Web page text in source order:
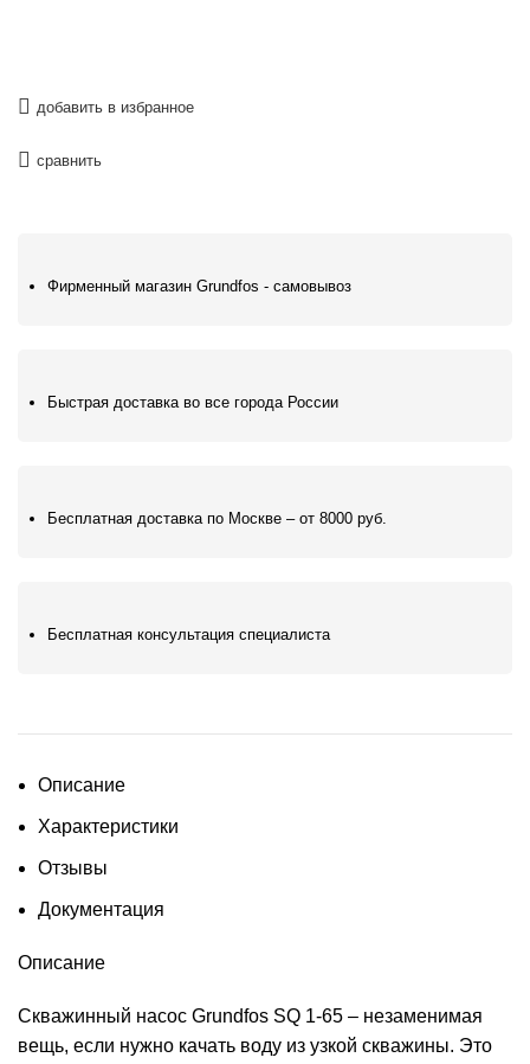
добавить в избранное
сравнить
Фирменный магазин Grundfos - самовывоз
Быстрая доставка во все города России
Бесплатная доставка по Москве – от 8000 руб.
Бесплатная консультация специалиста
Описание
Характеристики
Отзывы
Документация
Описание
Скважинный насос Grundfos SQ 1-65 – незаменимая
вещь, если нужно качать воду из узкой скважины. Это